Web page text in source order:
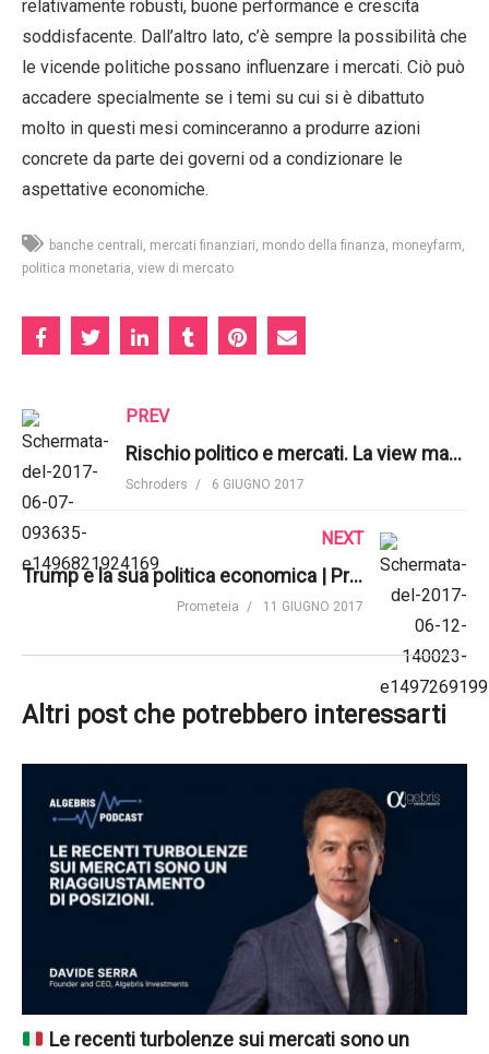
relativamente robusti, buone performance e crescita
soddisfacente. Dall’altro lato, c’è sempre la possibilità che
le vicende politiche possano influenzare i mercati. Ciò può
accadere specialmente se i temi su cui si è dibattuto
molto in questi mesi cominceranno a produrre azioni
concrete da parte dei governi od a condizionare le
aspettative economiche.
banche centrali mercati finanziari mondo della finanza moneyfarm
politica monetaria view di mercato
PREV
Rischio politico e mercati. La view macro di Schroders
Schroders 6 GIUGNO 2017
NEXT
Trump e la sua politica economica | Prometeia
Prometeia 11 GIUGNO 2017
Altri post che potrebbero interessarti
Le recenti turbolenze sui mercati sono un